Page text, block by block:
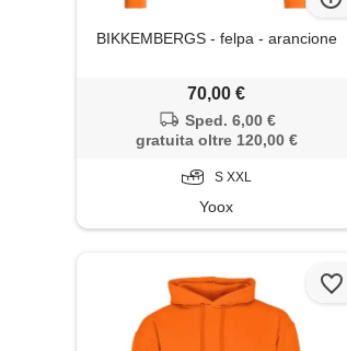
BIKKEMBERGS - felpa - arancione
70,00 €
Sped. 6,00 €
gratuita oltre 120,00 €
S XXL
Yoox